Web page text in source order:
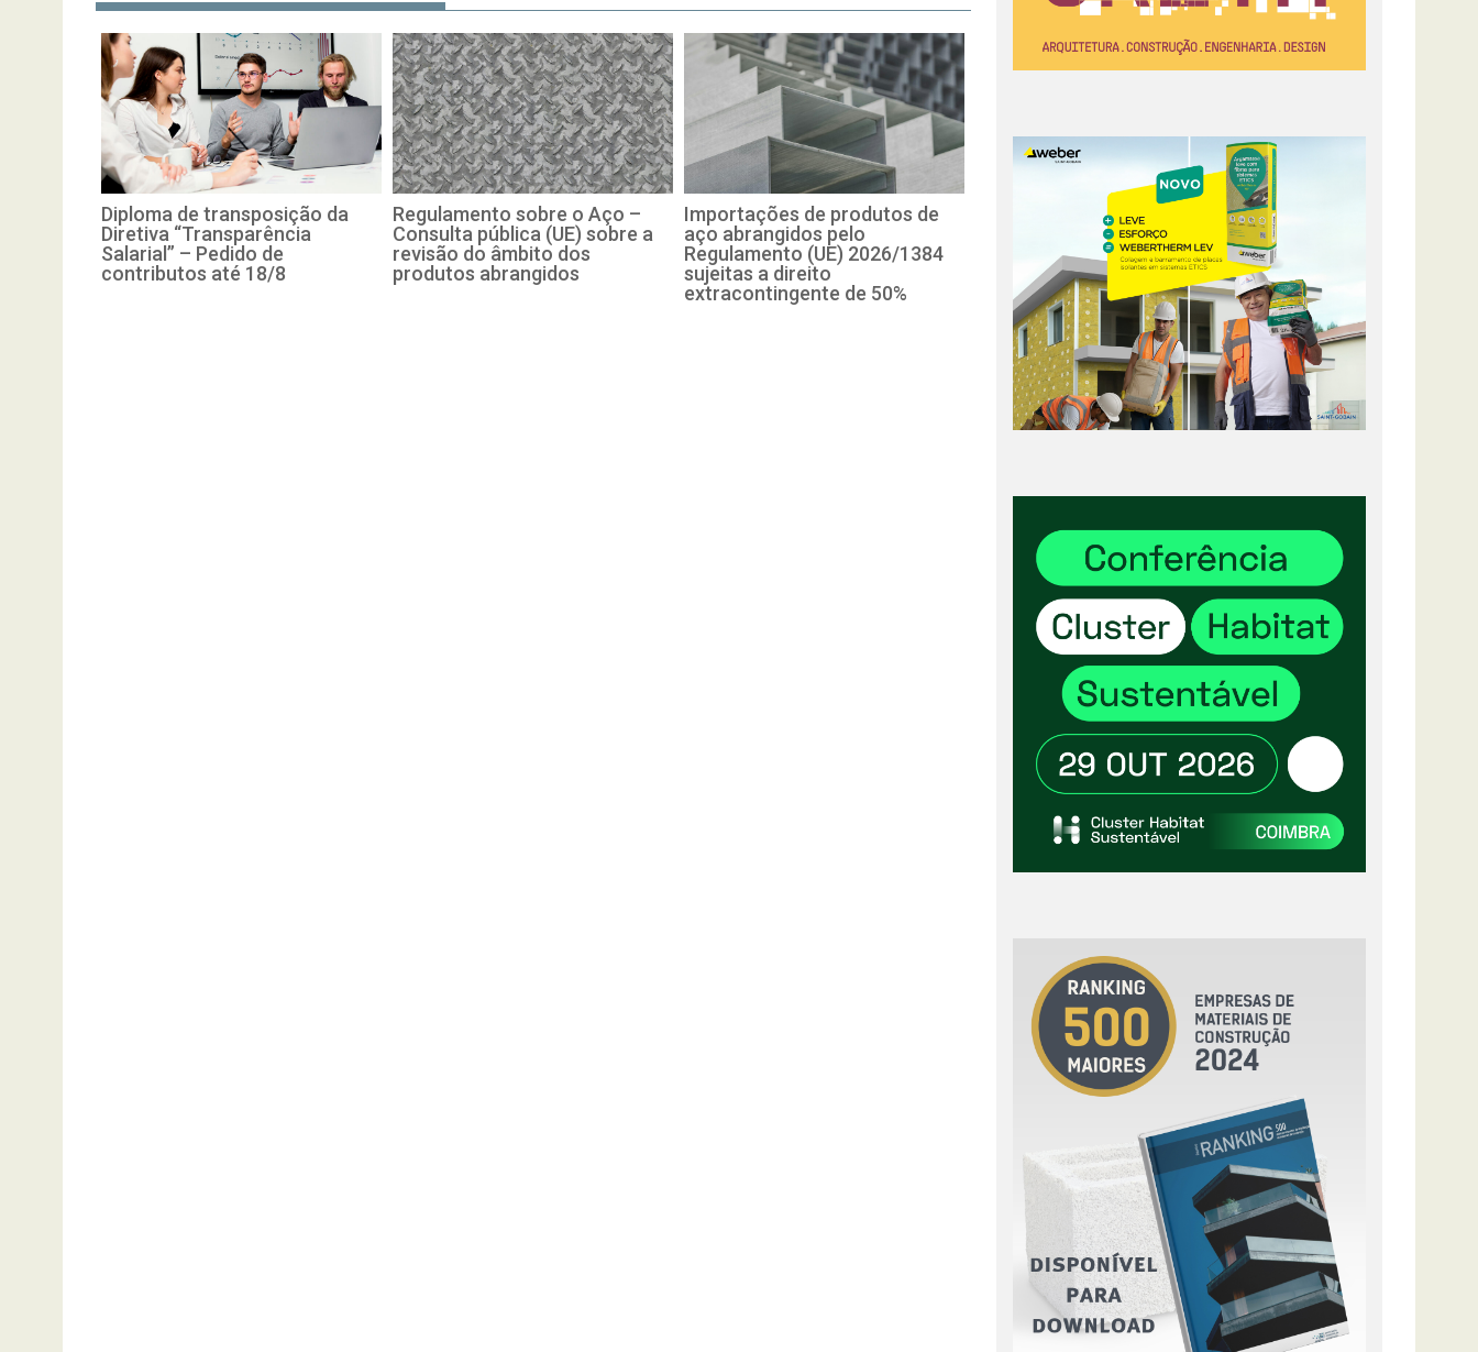
Diploma de transposição da
Diretiva “Transparência
Salarial” – Pedido de
contributos até 18/8
Regulamento sobre o Aço –
Consulta pública (UE) sobre a
revisão do âmbito dos
produtos abrangidos
Importações de produtos de
aço abrangidos pelo
Regulamento (UE) 2026/1384
sujeitas a direito
extracontingente de 50%